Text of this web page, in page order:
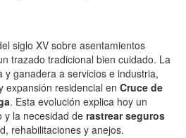
siglo XV sobre asentamientos
trazado tradicional bien cuidado. La
ganadera a servicios e industria,
expansión residencial en Cruce de
. Esta evolución explica hoy un
y la necesidad de rastrear seguros
rehabilitaciones y anejos.